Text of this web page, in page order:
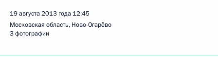
19 августа 2013 года 12:45
Московская область, Ново-Огарёво
3 фотографии